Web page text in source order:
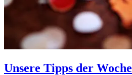
Unsere Tipps der Woche